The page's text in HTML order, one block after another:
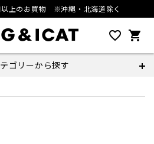
上のお買物 ※沖縄・北海道除く
favorite_outline shopping_cart
ゴリーから探す